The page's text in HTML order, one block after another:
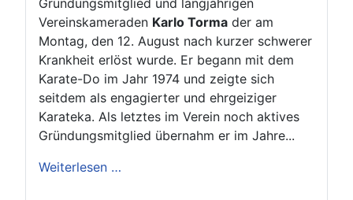
Vereinskameraden Karlo Torma der am
Montag, den 12. August nach kurzer schwerer
Krankheit erlöst wurde. Er begann mit dem
Karate-Do im Jahr 1974 und zeigte sich
seitdem als engagierter und ehrgeiziger
Karateka. Als letztes im Verein noch aktives
Gründungsmitglied übernahm er im Jahre...
Weiterlesen …